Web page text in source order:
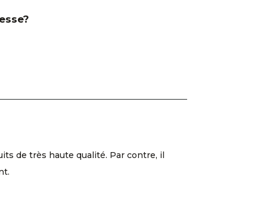
de très haute qualité. Par contre, il